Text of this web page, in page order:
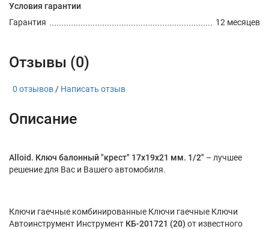
Условия гарантии
Гарантия
12 месяцев
Отзывы (0)
0 отзывов / Написать отзыв
Описание
Alloid. Ключ балонный "крест" 17х19х21 мм. 1/2" – лучшее
решение для Вас и Вашего автомобиля.
Ключи гаечные комбинированные Ключи гаечные Ключи
Автоинструмент Инструмент КБ-201721 (20) от известного